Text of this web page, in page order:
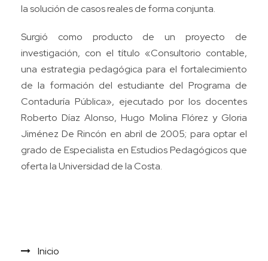
la solución de casos reales de forma conjunta.
Surgió como producto de un proyecto de
investigación, con el título «Consultorio contable,
una estrategia pedagógica para el fortalecimiento
de la formación del estudiante del Programa de
Contaduría Pública», ejecutado por los docentes
Roberto Díaz Alonso, Hugo Molina Flórez y Gloria
Jiménez De Rincón en abril de 2005; para optar el
grado de Especialista en Estudios Pedagógicos que
oferta la Universidad de la Costa.
Inicio